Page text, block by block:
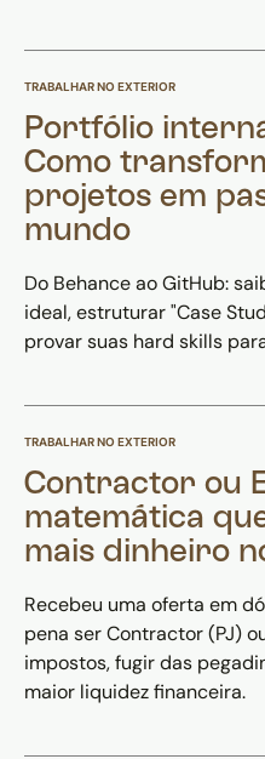
TRABALHAR NO EXTERIOR
Portfólio
Como
projetos em
mundo
Do Behance ao GitHub:
ideal, estruturar "Case
provar suas hard skills
TRABALHAR NO EXTERIOR
Contractor ou
matemática
mais dinheiro
Recebeu uma oferta em
pena ser Contractor (PJ)
impostos, fugir das
maior liquidez financeira.